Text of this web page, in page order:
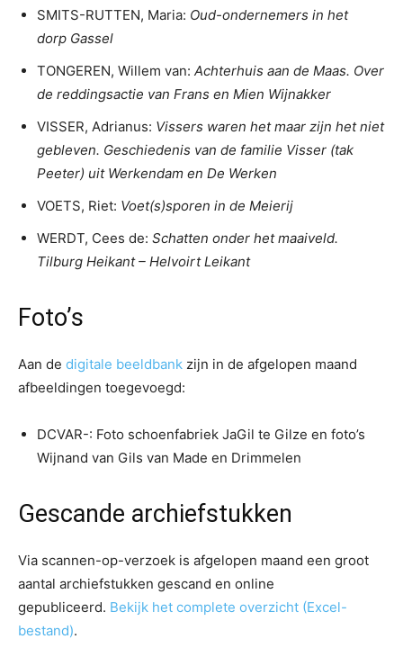
SMITS-RUTTEN, Maria: Oud-ondernemers in het
dorp Gassel
TONGEREN, Willem van: Achterhuis aan de Maas. Over
de reddingsactie van Frans en Mien Wijnakker
VISSER, Adrianus: Vissers waren het maar zijn het niet
gebleven. Geschiedenis van de familie Visser (tak
Peeter) uit Werkendam en De Werken
VOETS, Riet: Voet(s)sporen in de Meierij
WERDT, Cees de: Schatten onder het maaiveld.
Tilburg Heikant – Helvoirt Leikant
Foto’s
Aan de digitale beeldbank zijn in de afgelopen maand
afbeeldingen toegevoegd:
DCVAR-: Foto schoenfabriek JaGil te Gilze en foto’s
Wijnand van Gils van Made en Drimmelen
Gescande archiefstukken
Via scannen-op-verzoek is afgelopen maand een groot
aantal archiefstukken gescand en online
gepubliceerd. Bekijk het complete overzicht (Excel-
bestand).